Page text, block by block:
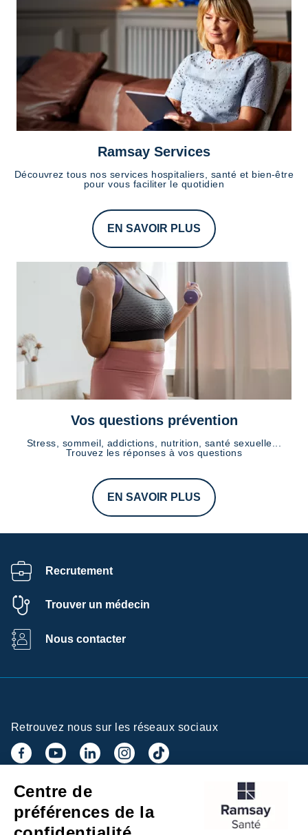
Ramsay Services
Découvrez tous nos services hospitaliers, santé et bien-être
pour vous faciliter le quotidien
EN SAVOIR PLUS
Vos questions prévention
Stress, sommeil, addictions, nutrition, santé sexuelle...
Trouvez les réponses à vos questions
EN SAVOIR PLUS
Recrutement
Trouver un médecin
Nous contacter
Retrouvez nous sur les réseaux sociaux
Inscrivez-vous à la newsletter
Centre de
préférences de la